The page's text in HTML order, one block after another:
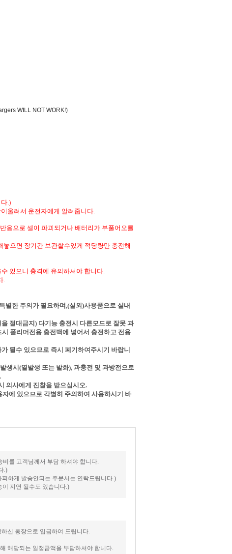
WILL NOT WORK!)
.)
울려서 운전자에게 알려줍니다.
응으로 셀이 파괴되거나 배터리가 부풀어오를
으면 장기간 보관할수있게 적당량만 충전해
있으니 충격에 유의하셔야 합니다.
.
별한 주의가 필요하며,(실외)사용품으로 실내
절대금지) 다기능 충전시 다른모드로 잘못 과
폴리머전용 충전백에 넣어서 충전하고 전용
될수 있으므로 즉시 폐기하여주시기 바랍니
시(열발생 또는 발화), 과충전 및 과방전으로
.
의사에게 진찰을 받으십시오.
에 있으므로 각별히 주의하여 사용하시기 바
비를 고객님께서 부담 하셔야 합니다.
.)
하게 발송안되는 주문서는 연락드립니다.)
이 지연 될수도 있습니다.)
신 통장으로 입금하여 드립니다.
해당되는 일정금액을 부담하셔야 합니다.